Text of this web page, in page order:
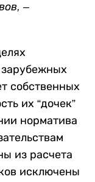
–
собственных
их “дочек”
норматива
из расчета
исключены